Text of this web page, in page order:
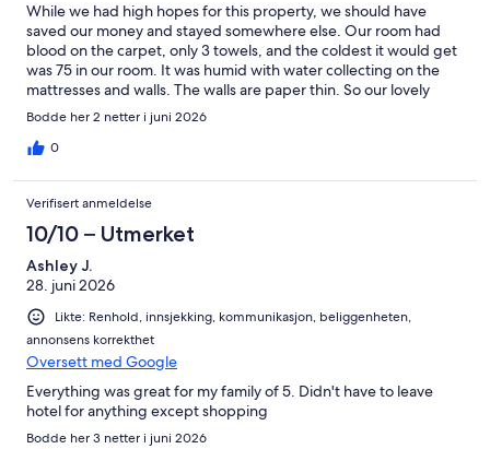
While we had high hopes for this property, we should have
saved our money and stayed somewhere else. Our room had
blood on the carpet, only 3 towels, and the coldest it would get
was 75 in our room. It was humid with water collecting on the
mattresses and walls. The walls are paper thin. So our lovely
neighbors that argued and fought all night & smoked pot and
cigarettes in their room kept us up all night. Along with the
added heat of the room. Complaints weren't inforced. The
spot and we had to point out that we were not, then he said that
we still had to move and finally when we pointed out that we
were in a 1st floor room across from the spot, he finally stopped
being rude and said we didnt have to move. The breakfast
buffet is gross and overpriced. All of the restaurants on the
grounds had awful food. We tried the Asian place. The sit down
restaurant and the breakfast. ALL were not good and
overpriced. We didnt care about the price, but the food should
have been decent for what you spend. The only thing that was
decent was the pool and slides.
Bodde her 2 netter i juni 2026
0
Verifisert anmeldelse
10/10 – Utmerket
Ashley J.
28. juni 2026
Likte: Renhold, innsjekking, kommunikasjon, beliggenheten,
annonsens korrekthet
Oversett med Google
Everything was great for my family of 5. Didn't have to leave
hotel for anything except shopping
Bodde her 3 netter i juni 2026